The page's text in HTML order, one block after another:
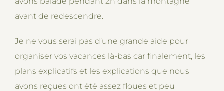
avant de redescendre.
Je ne vous serai pas d’une grande aide pour
organiser vos vacances là-bas car finalement, les
plans explicatifs et les explications que nous
avons reçues ont été assez floues et peu